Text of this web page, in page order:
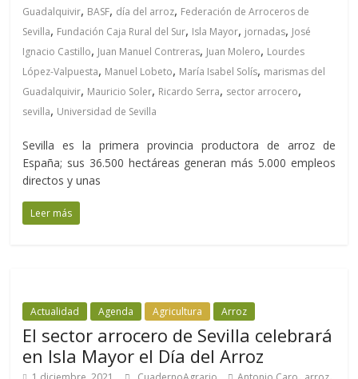
Guadalquivir, BASF, día del arroz, Federación de Arroceros de
Sevilla, Fundación Caja Rural del Sur, Isla Mayor, jornadas, José
Ignacio Castillo, Juan Manuel Contreras, Juan Molero, Lourdes
López-Valpuesta, Manuel Lobeto, María Isabel Solís, marismas del
Guadalquivir, Mauricio Soler, Ricardo Serra, sector arrocero,
sevilla, Universidad de Sevilla
Sevilla es la primera provincia productora de arroz de
España; sus 36.500 hectáreas generan más 5.000 empleos
directos y unas
Leer más
Actualidad Agenda Agricultura Arroz
El sector arrocero de Sevilla celebrará
en Isla Mayor el Día del Arroz